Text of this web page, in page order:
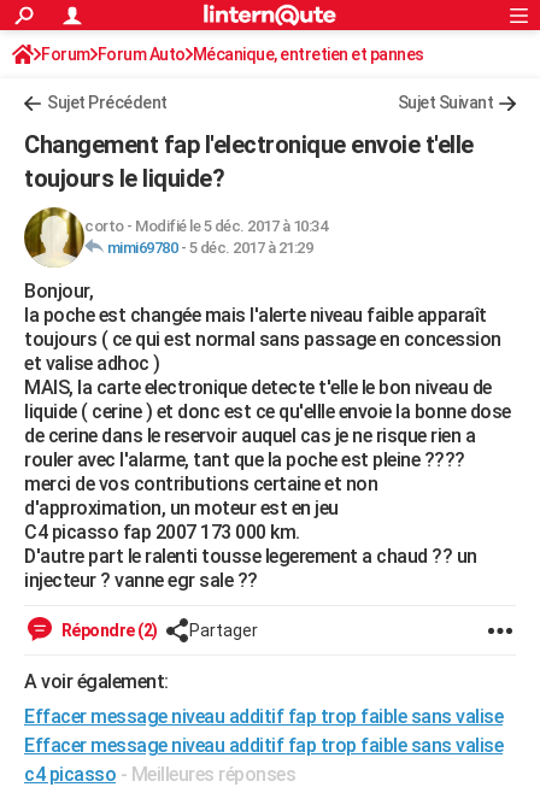
ACTUALITÉS
Politique
Société
Faits Divers
Education
Monde
Villes
+
Programme TV
TNTStreaming
Cinéma
Sorties cinéma
Musique
+FINANCE
Retraite
Impôts
Epargne
Immobilier
Risques naturels par ville
Banque
Assurance
Crédit
AUTO
Essais
Réserver un essai
Citadines
Berlines
SUV
Forum auto
HIGH-TECH
Mobiles
Meilleur smartphone
Internet
Ordinateurs
Jeux vidéo
Guide high-tech
BRICOLAGE
Forum
Aménagement intérieur
Extérieur
Cuisine
Salle de bains
Jardinage
Rangement
WEEK-END
Guides de France
Escapades
Patrimoine
Expositions
Musées
Week-end nature
+LIFESTYLE
Art de vivre
Bien-être
Loisirs
Mode
Modes de vie
SANTE
Alimentation
Guide de la santé
Maladies
Médicaments
Sommeil
VOYAGE
Destinations
City break
Voyage nature
Voyage de noces
Forum
Climat
+PHOTO
GUIDES D'ACHAT
CARTE DE VOEUX
Carte de Noël
Carte Bonne année
Carte Saint-Valentin
Carte Pâques
Carte d'anniversaire
DICTIONNAIRE
Rechercher
S'inscrire
Connexion
Forum Forum Auto Mécanique, entretien et pannes
Sujet Précédent Sujet Suivant
Changement fap l'electronique envoie t'elle
toujours le liquide?
corto- Modifié le 5 déc. 2017 à 10:34
mimi69780- 5 déc. 2017 à 21:29
Bonjour,
la poche est changée mais l'alerte niveau faible apparaît
toujours ( ce qui est normal sans passage en concession
et valise adhoc )
MAIS, la carte electronique detecte t'elle le bon niveau de
liquide ( cerine ) et donc est ce qu'ellle envoie la bonne dose
de cerine dans le reservoir auquel cas je ne risque rien a
rouler avec l'alarme, tant que la poche est pleine ????
merci de vos contributions certaine et non
d'approximation, un moteur est en jeu
C4 picasso fap 2007 173 000 km.
D'autre part le ralenti tousse legerement a chaud ?? un
injecteur ? vanne egr sale ??
Répondre (2) Partager
A voir également:
Effacer message niveau additif fap trop faible sans valise
Effacer message niveau additif fap trop faible sans valise
c4 picasso - Meilleures réponses